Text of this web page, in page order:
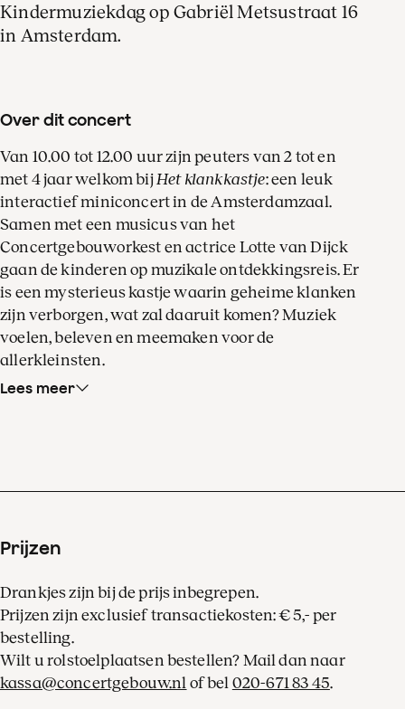
Petra van der Heide
Kindermuziekdag op Gabriël Metsustraat 16
in Amsterdam.
Over dit concert
Van 10.00 tot 12.00 uur zijn peuters van 2 tot en
met 4 jaar welkom bijHet klankkastje: een leuk
interactief miniconcert in de Amsterdamzaal.
Samen met een musicus van het
Concertgebouworkest en actrice Lotte van Dijck
gaan de kinderen op muzikale ontdekkingsreis. Er
is een mysterieus kastje waarin geheime klanken
zijn verborgen, wat zal daaruit komen? Muziek
voelen, beleven en meemaken voor de
allerkleinsten.
Tussendoor spelen orkestmusici in de Huiskamer
volwassenen is er natuurlijk koffie en thee.
klankkastje
toegang tot het miniconcert met na afloop de
mogelijkheid om op muzikale ontdekkingstocht te
gaan door het pand.
Lees meer
Prijzen
Drankjes zijn bij de prijs inbegrepen.
Prijzen zijn exclusief transactiekosten: € 5,- per
bestelling.
Wilt u rolstoelplaatsen bestellen? Mail dan naar
kassa@concertgebouw.nl of bel 020-671 83 45.